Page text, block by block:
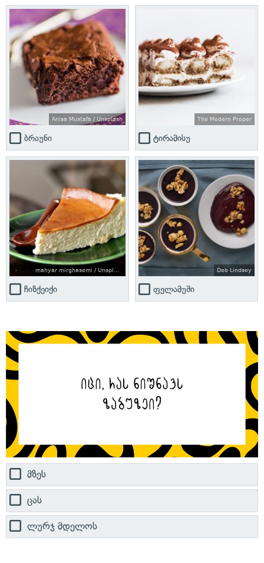
Anisa Mustafa / Unsplash
ბრაუნი
The Modern Proper
ტირამისუ
ჩიზქეიქი
Deb Lindsey
ფელამუში
მზეს
ცას
ლურჯ მდელოს